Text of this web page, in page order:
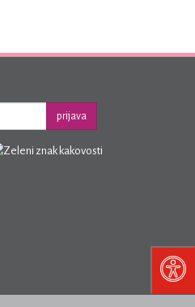
prijava